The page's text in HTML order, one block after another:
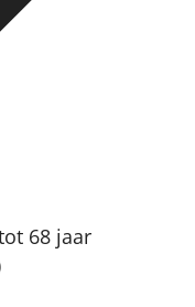
68 jaar